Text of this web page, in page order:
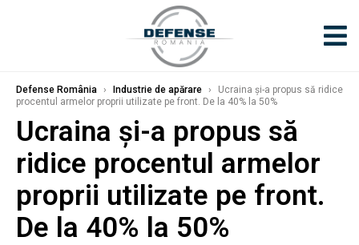
Defense România › Industrie de apărare ›
Ucraina și-a propus să ridice
procentul armelor proprii utilizate pe front. De la 40% la 50%
Ucraina și-a propus să
ridice procentul armelor
proprii utilizate pe front.
De la 40% la 50%